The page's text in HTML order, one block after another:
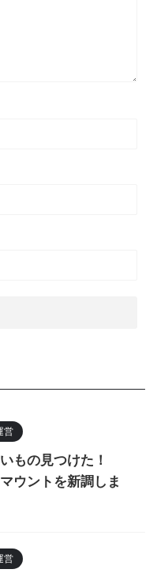
営
もの見つけた！
ウントを新調しま
営